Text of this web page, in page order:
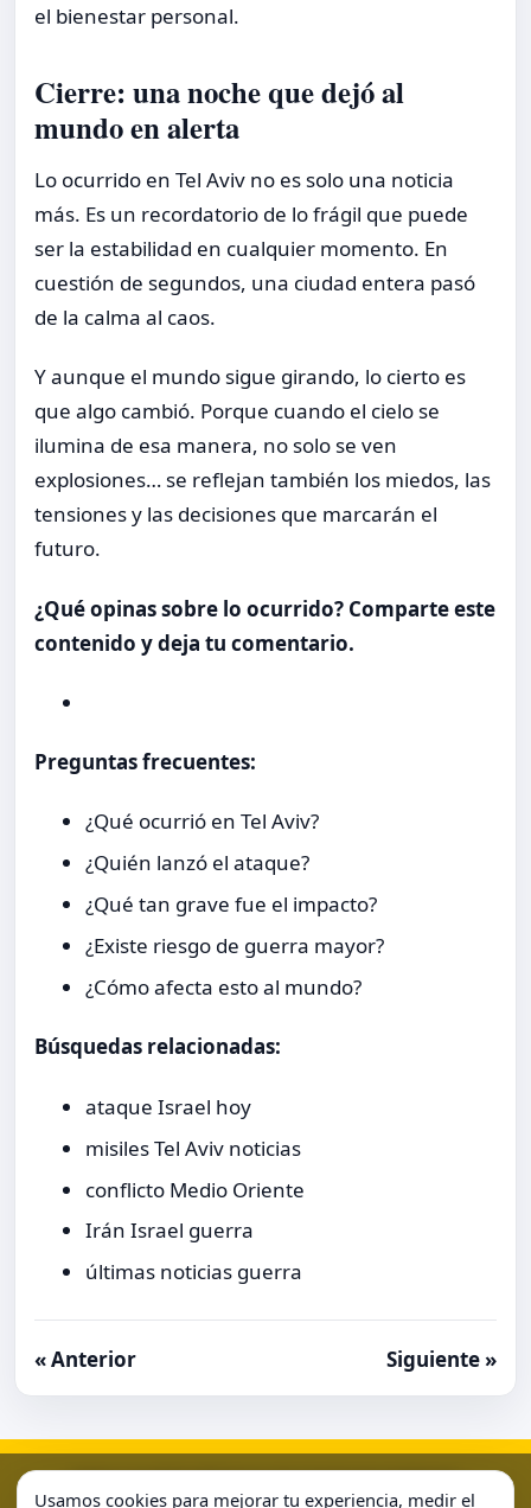
el bienestar personal.
Cierre: una noche que dejó al
mundo en alerta
Lo ocurrido en Tel Aviv no es solo una noticia
más. Es un recordatorio de lo frágil que puede
ser la estabilidad en cualquier momento. En
cuestión de segundos, una ciudad entera pasó
de la calma al caos.
Y aunque el mundo sigue girando, lo cierto es
que algo cambió. Porque cuando el cielo se
ilumina de esa manera, no solo se ven
explosiones… se reflejan también los miedos, las
tensiones y las decisiones que marcarán el
futuro.
¿Qué opinas sobre lo ocurrido? Comparte este
contenido y deja tu comentario.
Preguntas frecuentes:
¿Qué ocurrió en Tel Aviv?
¿Quién lanzó el ataque?
¿Qué tan grave fue el impacto?
¿Existe riesgo de guerra mayor?
¿Cómo afecta esto al mundo?
Búsquedas relacionadas:
ataque Israel hoy
misiles Tel Aviv noticias
conflicto Medio Oriente
Irán Israel guerra
últimas noticias guerra
« Anterior Siguiente »
Usamos cookies para mejorar tu experiencia, medir el